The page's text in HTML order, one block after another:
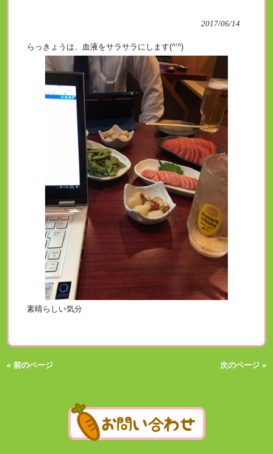
2017/06/14
らっきょうは、血液をサラサラにします(^’^)
素晴らしい気分
« 前のページ 次のページ »